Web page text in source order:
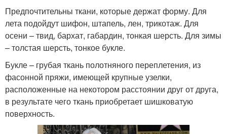
Предпочтительны ткани, которые держат форму. Для
лета подойдут шифон, штапель, лен, трикотаж. Для
осени – твид, бархат, габардин, тонкая шерсть. Для зимы
– толстая шерсть, тонкое букле.
Букле – грубая ткань полотняного переплетения, из
фасонной пряжи, имеющей крупные узелки,
расположенные на некотором расстоянии друг от друга,
в результате чего ткань приобретает шишковатую
поверхность.